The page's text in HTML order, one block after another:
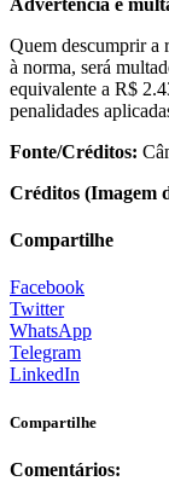
Advertência e
Quem descumprir a
à norma, será
equivalente a R$
penalidades
Fonte/Créditos:
Créditos (Imagem
Compartilhe
Facebook
Twitter
WhatsApp
Telegram
LinkedIn
Compartilhe
Comentários: